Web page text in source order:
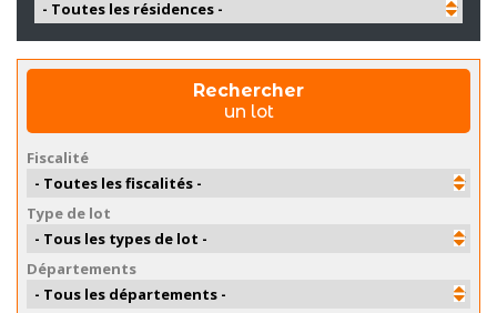
Rechercher
un lot
Fiscalité
Type de lot
Départements